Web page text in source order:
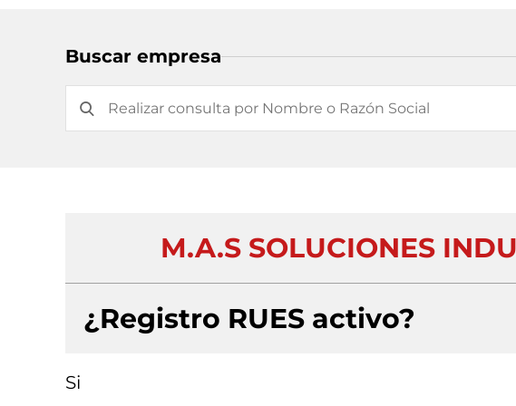
Buscar empresa
M.A.S SOLUCIONES
¿Registro RUES activo?
Si